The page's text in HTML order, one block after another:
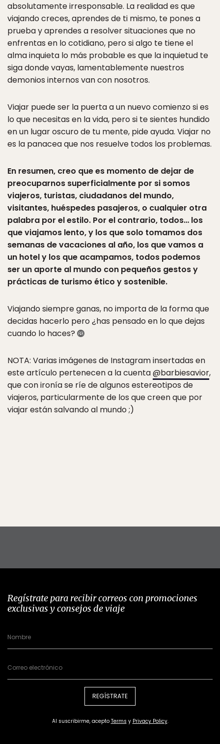
absolutamente irresponsable. La realidad es que
viajando creces, aprendes de ti mismo, te pones a
prueba y aprendes a resolver situaciones que no
enfrentas en lo cotidiano, pero si algo te tiene el
alma inquieta lo más probable es que la inquietud te
siga donde vayas, lamentablemente nuestros
demonios internos van con nosotros.
Viajar puede ser la puerta a un nuevo comienzo si es
lo que necesitas en la vida, pero si te sientes hundido
en un lugar oscuro de tu mente, pide ayuda. Viajar no
es la panacea que nos resuelve todos los problemas.
En resumen, creo que es momento de dejar de
preocuparnos superficialmente por si somos
viajeros, turistas, ciudadanos del mundo,
visitantes, huéspedes pasajeros, o cualquier otra
palabra por el estilo. Por el contrario, todos… los
que viajamos lento, y los que solo tomamos dos
semanas de vacaciones al año, los que vamos a
un hotel y los que acampamos, todos podemos
ser un aporte al mundo con pequeños gestos y
prácticas de turismo ético y sostenible.
Viajando siempre ganas, no importa de la forma que
decidas hacerlo pero ¿has pensado en lo que dejas
cuando lo haces?
NOTA: Varias imágenes de Instagram insertadas en
este artículo pertenecen a la cuenta@barbiesavior,
que con ironía se ríe de algunos estereotipos de
viajeros, particularmente de los que creen que por
viajar están salvando al mundo ;)
Regístrate para recibir correos con promociones
exclusivas y consejos de viaje
REGÍSTRATE
Al suscribirme, acepto Terms y Privacy Policy.